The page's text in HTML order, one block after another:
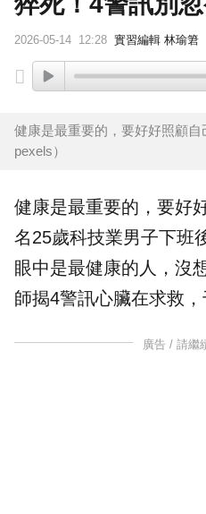
2026-05-14 12:28 實習編輯 林瑜䇹
健康是最重要的，要好好照顧
pexels）
健康是最重要的，要好
名25歲科技業男子下班
眼中是最健康的人，沒
師揭4警訊心臟在求救，
廣告 / 請繼